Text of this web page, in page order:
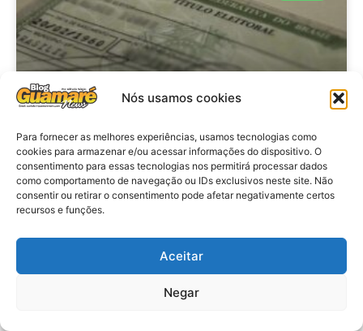
Nós usamos cookies
Para fornecer as melhores experiências, usamos tecnologias como
cookies para armazenar e/ou acessar informações do dispositivo. O
consentimento para essas tecnologias nos permitirá processar dados
como comportamento de navegação ou IDs exclusivos neste site. Não
consentir ou retirar o consentimento pode afetar negativamente certos
recursos e funções.
Aceitar
Negar
Brasil: Policia Federal investiga
753 casos de crimes eleitorais
antes das eleições